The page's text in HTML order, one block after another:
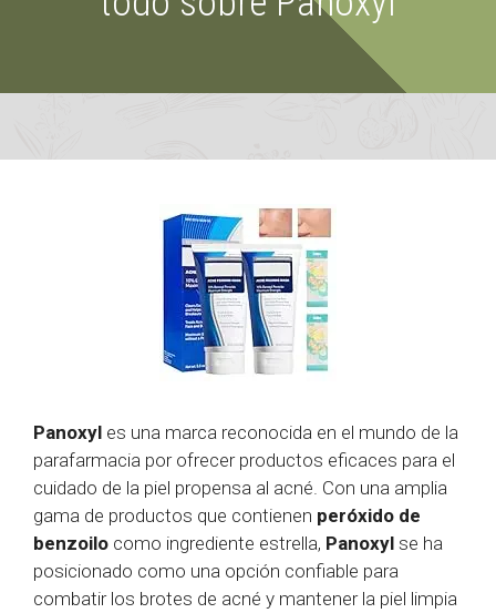
Panoxyl es una marca reconocida en el mundo de la
parafarmacia por ofrecer productos eficaces para el
cuidado de la piel propensa al acné. Con una amplia
gama de productos que contienen peróxido de
benzoilo como ingrediente estrella, Panoxyl se ha
posicionado como una opción confiable para
combatir los brotes de acné y mantener la piel limpia